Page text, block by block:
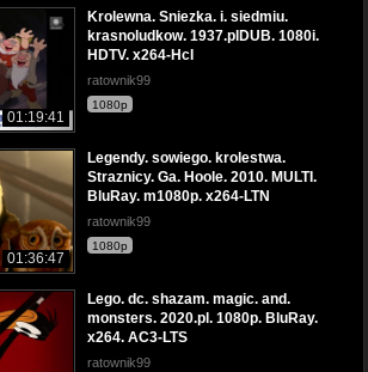
01:19:41
Krolewna. Sniezka. i. siedmiu.
krasnoludkow. 1937.plDUB. 1080i.
HDTV. x264-HcI
ratownik99
1080p
01:36:47
Legendy. sowiego. krolestwa.
Straznicy. Ga. Hoole. 2010. MULTI.
BluRay. m1080p. x264-LTN
ratownik99
1080p
Lego. dc. shazam. magic. and.
monsters. 2020.pl. 1080p. BluRay.
x264. AC3-LTS
ratownik99